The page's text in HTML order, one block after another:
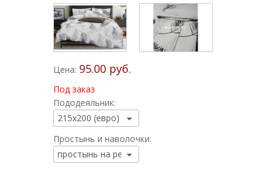
Цена: 95.00 руб.
Под заказ
Пододеяльник:
Простынь и наволочки: